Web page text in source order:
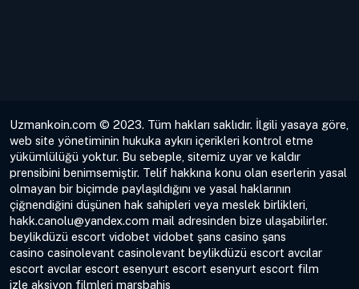
Uzmankoin.com © 2023. Tüm hakları saklıdır. İlgili yasaya göre,
web site yönetiminin hukuka aykırı içerikleri kontrol etme
yükümlülüğü yoktur. Bu sebeple, sitemiz uyar ve kaldır
prensibini benimsemiştir. Telif hakkına konu olan eserlerin yasal
olmayan bir biçimde paylaşıldığını ve yasal haklarının
çiğnendiğini düşünen hak sahipleri veya meslek birlikleri,
hakk.canolu@yandex.com mail adresinden bize ulaşabilirler.
beylikdüzü escort vidobet vidobet şans casino şans
casino casinolevant casinolevant beylikdüzü escort avcılar
escort avcılar escort esenyurt escort esenyurt escort film
izle aksiyon filmleri marsbahis